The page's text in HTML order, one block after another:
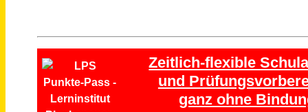
Zeitlich-flexible
und
ganz ohne